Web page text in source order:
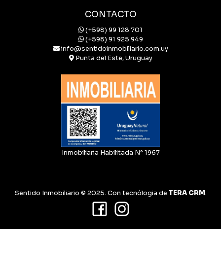
CONTACTO
(+598) 99 128 701
(+598) 91 925 949
info@sentidoinmobiliario.com.uy
Punta del Este, Uruguay
Inmobiliaria Habilitada N° 1967
Sentido Inmobiliario © 2025. Con tecnólogia de TERA CRM.